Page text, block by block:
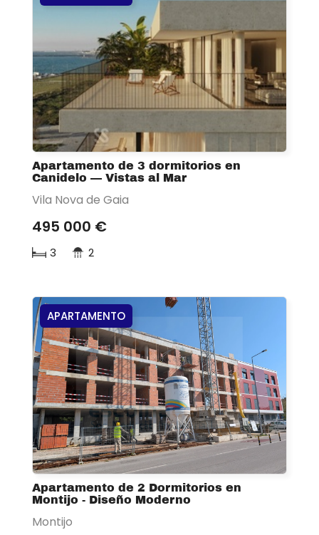
Apartamento de 3 dormitorios en
Canidelo — Vistas al Mar
Vila Nova de Gaia
495 000 €
3 2
APARTAMENTO
Apartamento de 2 Dormitorios en
Montijo - Diseño Moderno
Montijo